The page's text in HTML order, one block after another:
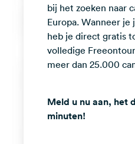
Facebook
Instagram
bij het zoeken naar
Europa. Wanneer
heb je direct gratis
volledige
meer dan 25.000
Meld u nu aan, het
minuten!